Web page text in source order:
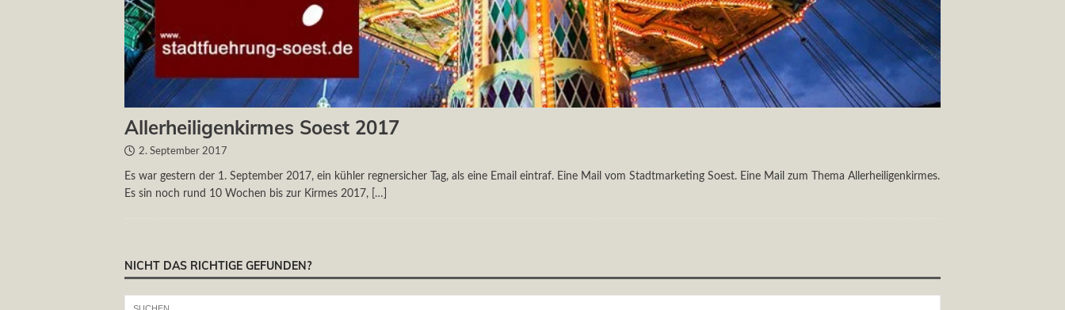
Allerheiligenkirmes Soest 2017
2. September 2017
Es war gestern der 1. September 2017, ein kühler regnersicher Tag, als eine Email eintraf. Eine Mail vom Stadtmarketing Soest. Eine Mail zum Thema Allerheiligenkirmes.
Es sin noch rund 10 Wochen bis zur Kirmes 2017,
[…]
NICHT DAS RICHTIGE GEFUNDEN?